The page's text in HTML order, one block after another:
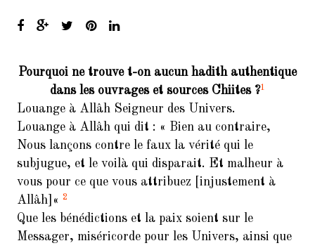
Compagnons
Croyance Chiite
Fatwa
Hadith
Mariage Temporaire
Non classé
Réfutation
Pourquoi ne trouve t-on aucun hadith authentique
dans les ouvrages et sources Chiites ?1
Louange à Allâh Seigneur des Univers.
Louange à Allâh qui dit : « Bien au contraire,
Nous lançons contre le faux la vérité qui le
subjugue, et le voilà qui disparait. Et malheur à
vous pour ce que vous attribuez [injustement à
Allâh] « 2
Que les bénédictions et la paix soient sur le
Messager, miséricorde pour les Univers, ainsi que